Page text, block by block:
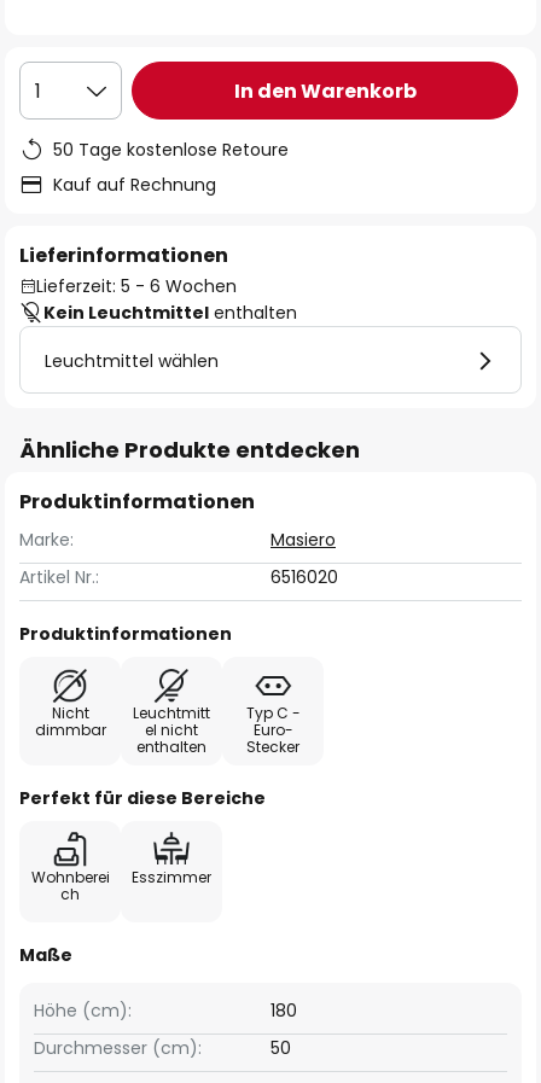
1 In den Warenkorb
50 Tage kostenlose Retoure
Kauf auf Rechnung
Lieferinformationen
Lieferzeit: 5 - 6 Wochen
Kein Leuchtmittel enthalten
Leuchtmittel wählen
Ähnliche Produkte entdecken
Produktinformationen
Marke:
Masiero
Artikel Nr.:
6516020
Produktinformationen
Nicht
dimmbar
Leuchtmitt
el nicht
enthalten
Typ C -
Euro-
Stecker
Perfekt für diese Bereiche
Wohnberei
ch
Esszimmer
Maße
Höhe (cm):
180
Durchmesser (cm):
50